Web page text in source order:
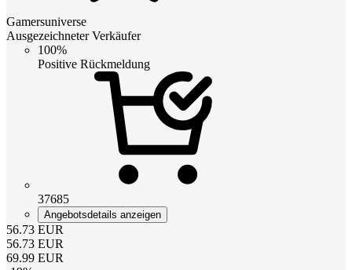
Gamersuniverse
Ausgezeichneter Verkäufer
100%
Positive Rückmeldung
37685
Angebotsdetails anzeigen
56.73 EUR
56.73 EUR
69.99 EUR